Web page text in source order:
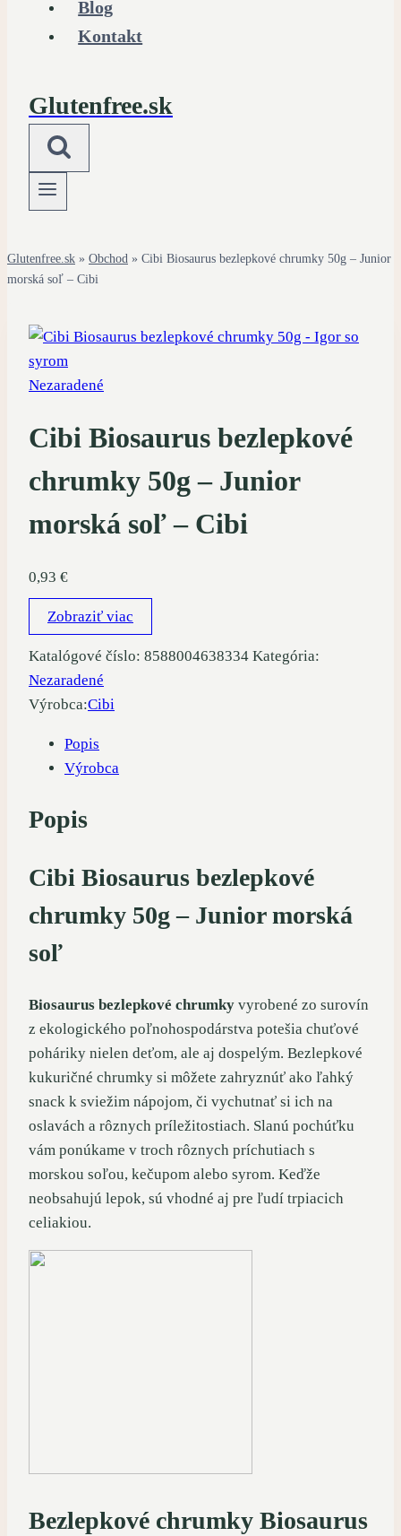
Blog
Kontakt
Glutenfree.sk
Glutenfree.sk » Obchod » Cibi Biosaurus bezlepkové chrumky 50g – Junior
morská soľ – Cibi
Nezaradené
Cibi Biosaurus bezlepkové
chrumky 50g – Junior
morská soľ – Cibi
0,93 €
Zobraziť viac
Katalógové číslo: 8588004638334 Kategória:
Nezaradené
Výrobca:Cibi
Popis
Výrobca
Popis
Cibi Biosaurus bezlepkové
chrumky 50g – Junior morská
soľ
Biosaurus bezlepkové chrumky vyrobené zo surovín
z ekologického poľnohospodárstva potešia chuťové
poháriky nielen deťom, ale aj dospelým. Bezlepkové
kukuričné chrumky si môžete zahryznúť ako ľahký
snack k sviežim nápojom, či vychutnať si ich na
oslavách a rôznych príležitostiach. Slanú pochúťku
vám ponúkame v troch rôznych príchutiach s
morskou soľou, kečupom alebo syrom. Keďže
neobsahujú lepok, sú vhodné aj pre ľudí trpiacich
celiakiou.
Bezlepkové chrumky Biosaurus